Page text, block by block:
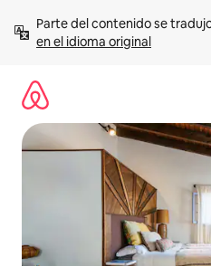
contenido
Parte del contenido se
en el idioma original